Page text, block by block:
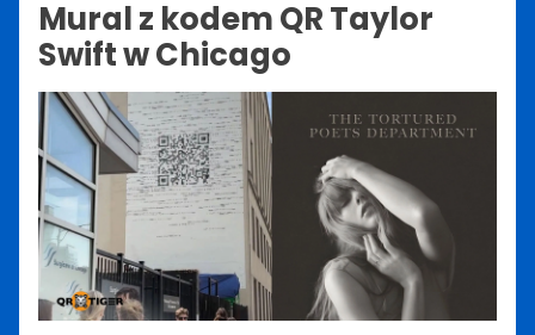
Mural z kodem QR Taylor
Swift w Chicago